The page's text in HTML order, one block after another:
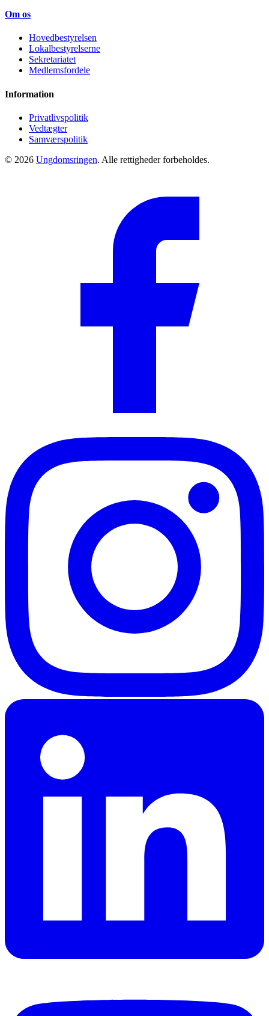
Om os
Hovedbestyrelsen
Lokalbestyrelserne
Sekretariatet
Medlemsfordele
Information
Privatlivspolitik
Vedtægter
Samværspolitik
© 2026 Ungdomsringen. Alle rettigheder forbeholdes.